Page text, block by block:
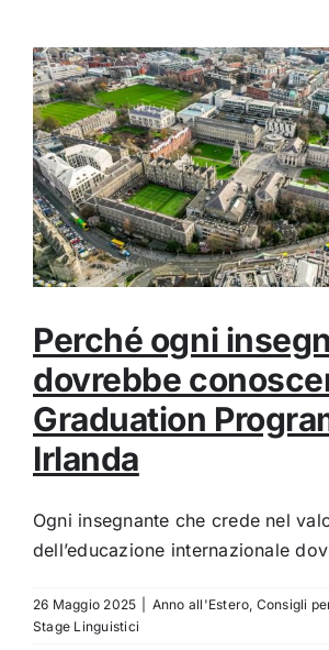
Perché ogni
dovrebbe
Graduation
Irlanda
Ogni insegnante che crede nel
dell’educazione internazionale
26 Maggio 2025 Anno all'Estero, Consigli
Stage Linguistici